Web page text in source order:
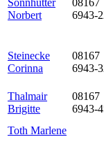
Sonnhütter
Norbert
08167
6943-
Steinecke
Corinna
08167
6943-
Thalmair
Brigitte
08167
6943-
Toth Marlene